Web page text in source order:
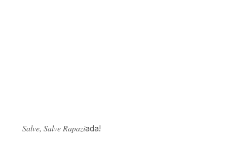
Salve, Salve Rapaziada!